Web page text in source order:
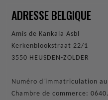
ADRESSE BELGIQUE
Amis de Kankala Asbl
Kerkenblookstraat 22/1
3550 HEUSDEN-ZOLDER
Numéro d'immatriculation
Chambre de commerce: